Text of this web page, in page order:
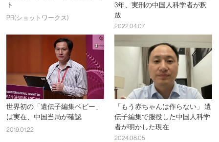
ト
PR(ショットワークス)
3年、実刑の中国人科学者が釈
放
2022.04.07
世界初の「遺伝子編集ベビー」
は実在、中国当局が確認
2019.01.22
「もう赤ちゃんは作らない」 遺
伝子編集で服役した中国人科学
者が明かした現在
2024.08.05